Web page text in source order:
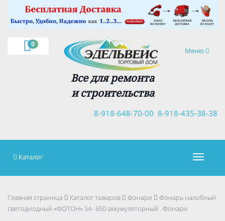
0
Навигация
Меню
Все для ремонта
и строительства
8-918-435-38-38
8-918-648-70-00
×
Каталог
Главная страница Каталог товаров Фонари
Фонарь налобный
светодиодный «ФОТОН» SA- 650 аккумуляторный . Фонари